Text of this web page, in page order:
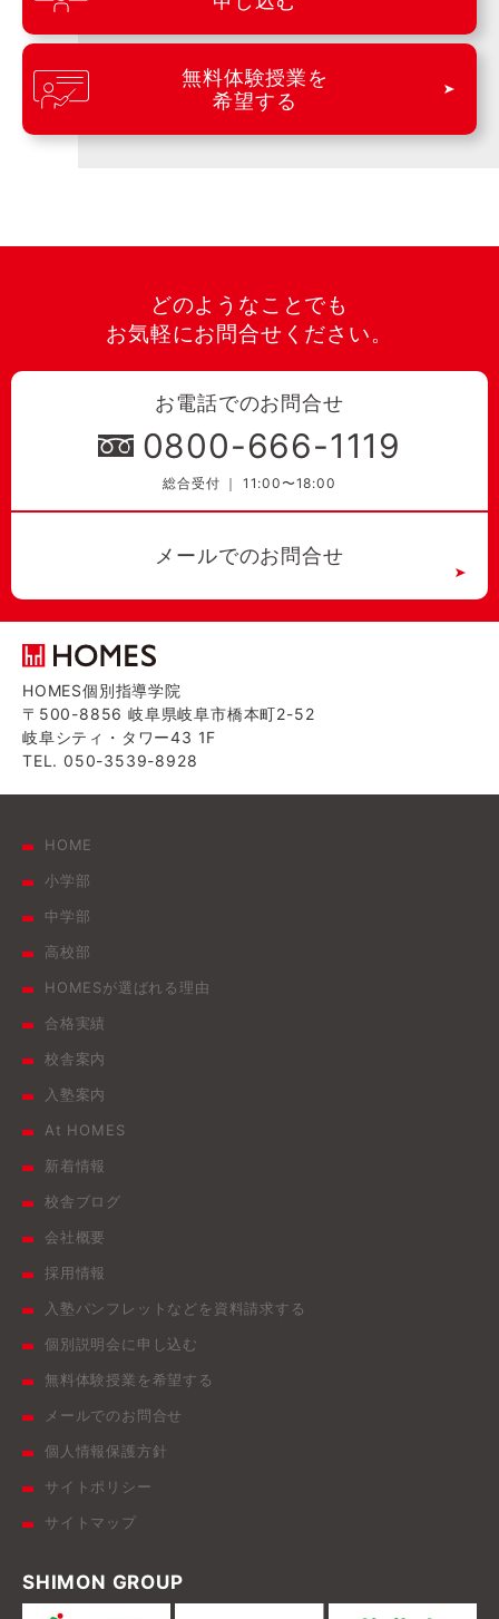
無料体験授業を
希望する
どのようなことでも
お気軽にお問合せください。
お電話でのお問合せ
0800-666-1119
総合受付 ｜ 11:00〜18:00
メールでのお問合せ
HOMES個別指導学院
〒500-8856 岐阜県岐阜市橋本町2-52
岐阜シティ・タワー43 1F
TEL. 050-3539-8928
HOME
小学部
中学部
高校部
HOMESが選ばれる理由
合格実績
校舎案内
入塾案内
At HOMES
新着情報
校舎ブログ
会社概要
採用情報
入塾パンフレットなどを資料請求する
個別説明会に申し込む
無料体験授業を希望する
メールでのお問合せ
個人情報保護方針
サイトポリシー
サイトマップ
SHIMON GROUP